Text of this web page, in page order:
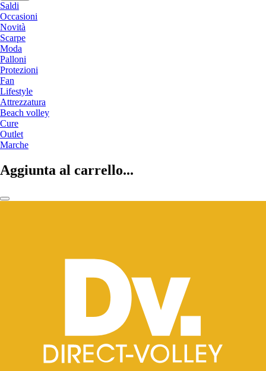
Saldi
Occasioni
Novità
Scarpe
Moda
Palloni
Protezioni
Fan
Lifestyle
Attrezzatura
Beach volley
Cure
Outlet
Marche
Aggiunta al carrello...